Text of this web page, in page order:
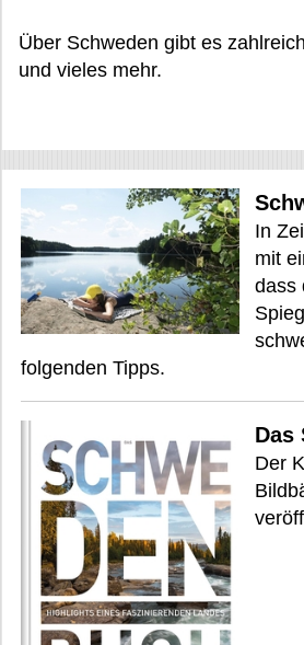
Über Schweden gibt es
und vieles mehr.
In
mit
dass
folgenden Tipps.
Das
Der